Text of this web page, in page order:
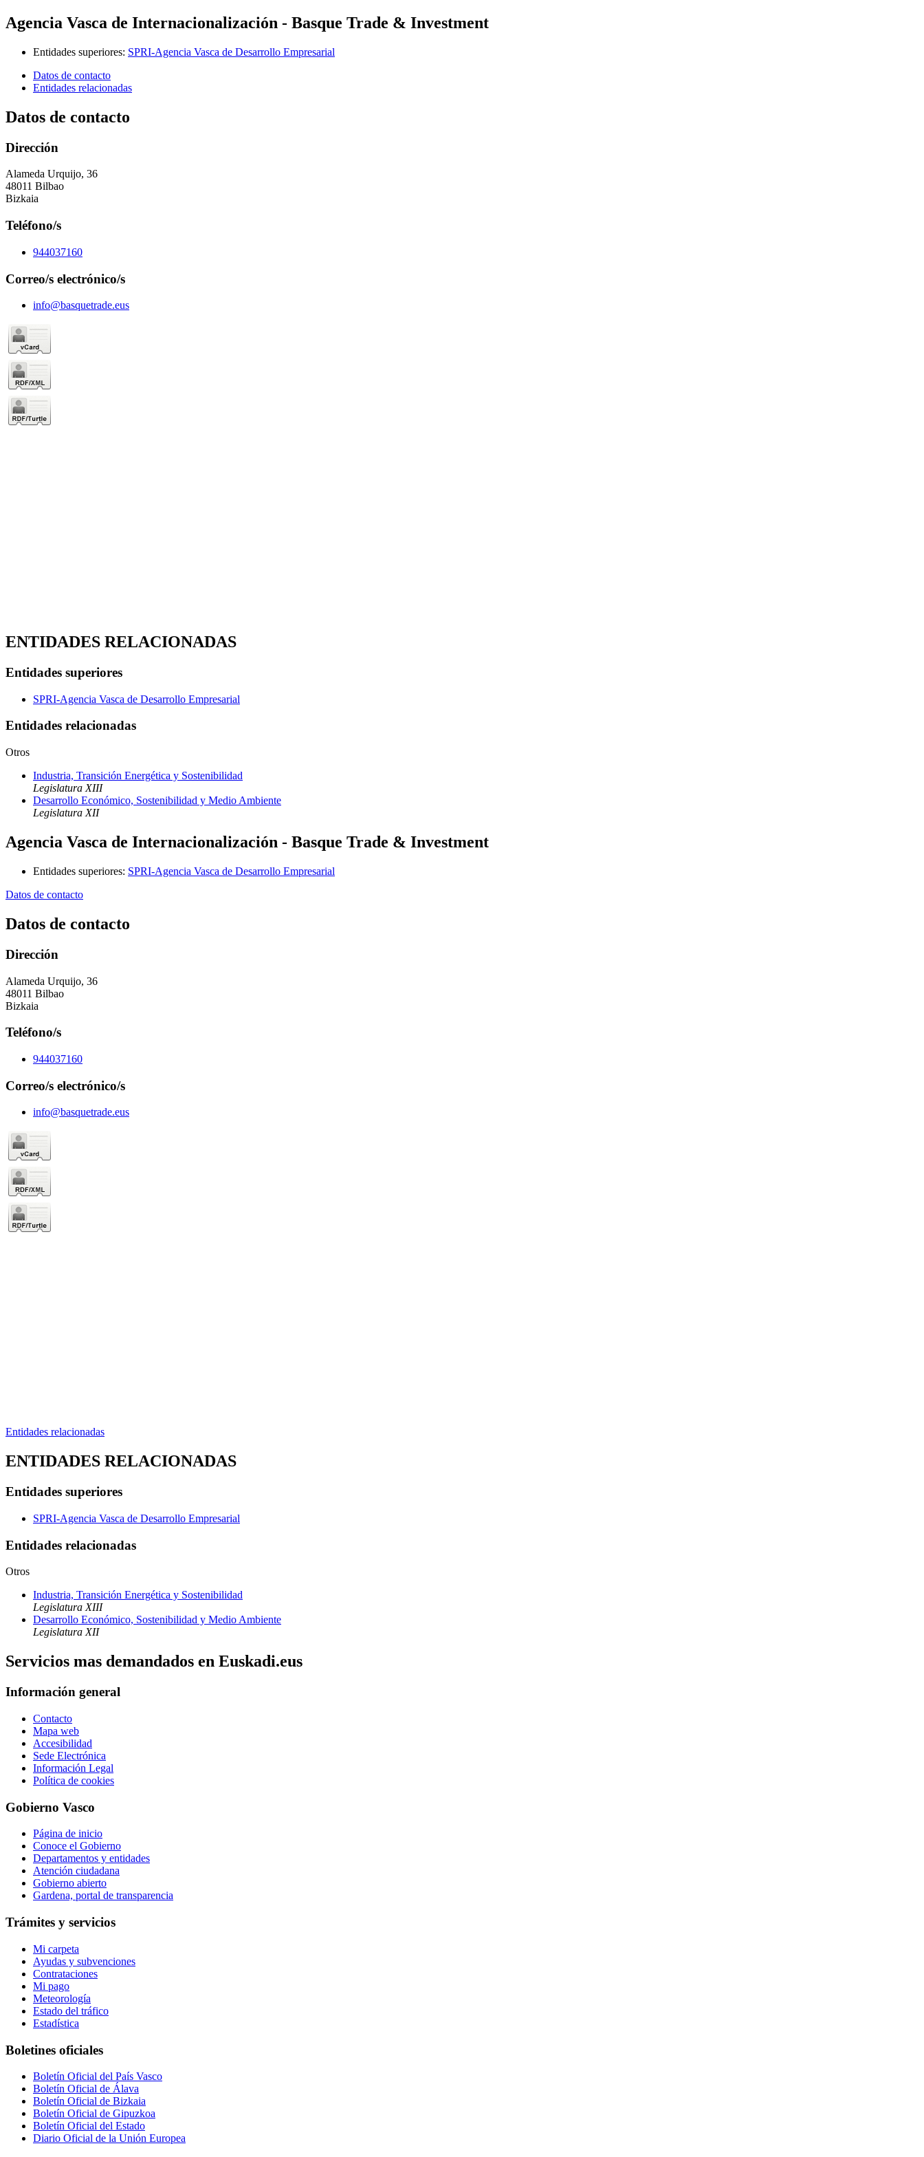
Agencia Vasca de Internacionalización - Basque Trade & Investment
Entidades superiores: SPRI-Agencia Vasca de Desarrollo Empresarial
Datos de contacto
Entidades relacionadas
Datos de contacto
Dirección
Alameda Urquijo, 36
48011 Bilbao
Bizkaia
Teléfono/s
944037160
Correo/s electrónico/s
info@basquetrade.eus
ENTIDADES RELACIONADAS
Entidades superiores
SPRI-Agencia Vasca de Desarrollo Empresarial
Entidades relacionadas
Otros
Industria, Transición Energética y Sostenibilidad
Legislatura XIII
Desarrollo Económico, Sostenibilidad y Medio Ambiente
Legislatura XII
Agencia Vasca de Internacionalización - Basque Trade & Investment
Entidades superiores: SPRI-Agencia Vasca de Desarrollo Empresarial
Datos de contacto
Datos de contacto
Dirección
Alameda Urquijo, 36
48011 Bilbao
Bizkaia
Teléfono/s
944037160
Correo/s electrónico/s
info@basquetrade.eus
Entidades relacionadas
ENTIDADES RELACIONADAS
Entidades superiores
SPRI-Agencia Vasca de Desarrollo Empresarial
Entidades relacionadas
Otros
Industria, Transición Energética y Sostenibilidad
Legislatura XIII
Desarrollo Económico, Sostenibilidad y Medio Ambiente
Legislatura XII
Servicios mas demandados en Euskadi.eus
Información general
Contacto
Mapa web
Accesibilidad
Sede Electrónica
Información Legal
Política de cookies
Gobierno Vasco
Página de inicio
Conoce el Gobierno
Departamentos y entidades
Atención ciudadana
Gobierno abierto
Gardena, portal de transparencia
Trámites y servicios
Mi carpeta
Ayudas y subvenciones
Contrataciones
Mi pago
Meteorología
Estado del tráfico
Estadística
Boletines oficiales
Boletín Oficial del País Vasco
Boletín Oficial de Álava
Boletín Oficial de Bizkaia
Boletín Oficial de Gipuzkoa
Boletín Oficial del Estado
Diario Oficial de la Unión Europea